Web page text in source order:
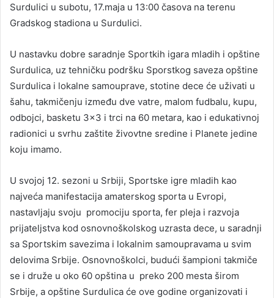
Surdulici u subotu, 17.maja u 13:00 časova na terenu
Gradskog stadiona u Surdulici.
U nastavku dobre saradnje Sportkih igara mladih i opštine
Surdulica, uz tehničku podršku Sporstkog saveza opštine
Surdulica i lokalne samouprave, stotine dece će uživati u
šahu, takmičenju između dve vatre, malom fudbalu, kupu,
odbojci, basketu 3×3 i trci na 60 metara, kao i edukativnoj
radionici u svrhu zaštite živovtne sredine i Planete jedine
koju imamo.
U svojoj 12. sezoni u Srbiji, Sportske igre mladih kao
najveća manifestacija amaterskog sporta u Evropi,
nastavljaju svoju promociju sporta, fer pleja i razvoja
prijateljstva kod osnovnoškolskog uzrasta dece, u saradnji
sa Sportskim savezima i lokalnim samoupravama u svim
delovima Srbije. Osnovnoškolci, budući šampioni takmiče
se i druže u oko 60 opština u preko 200 mesta širom
Srbije, a opštine Surdulica će ove godine organizovati i